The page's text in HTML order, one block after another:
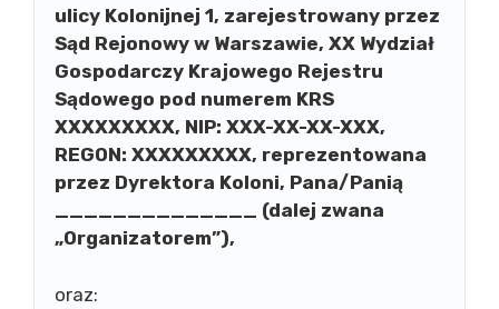
ulicy Kolonijnej 1, zarejestrowany przez
Sąd Rejonowy w Warszawie, XX Wydział
Gospodarczy Krajowego Rejestru
Sądowego pod numerem KRS
XXXXXXXXX, NIP: XXX-XX-XX-XXX,
REGON: XXXXXXXXX, reprezentowana
przez Dyrektora Koloni, Pana/Panią
______________ (dalej zwana
„Organizatorem”),
oraz: